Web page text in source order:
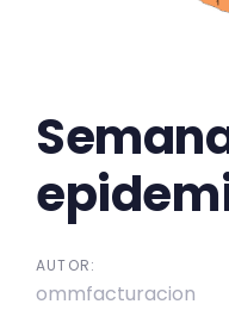
AUTOR:
ommfacturacion